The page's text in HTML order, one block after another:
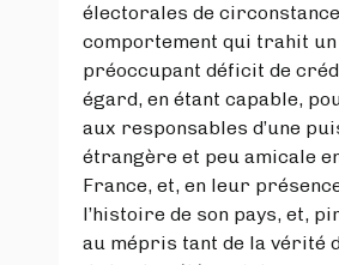
électorales de
comportement qui trahit
préoccupant déficit de
égard, en étant capable,
aux responsables d’une
étrangère et peu amicale
France, et, en leur
l’histoire de son pays, et,
au mépris tant de la vérité